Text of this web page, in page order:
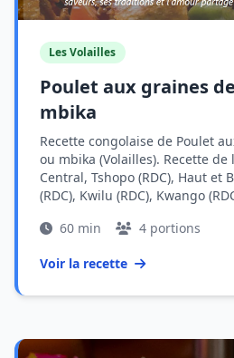
Les Volailles
Poulet aux graines
mbika
Recette congolaise de Poulet
ou mbika (Volailles). Recette
Central, Tshopo (RDC), Haut et
(RDC), Kwilu (RDC), Kwango
60 min
4 portions
Voir la recette